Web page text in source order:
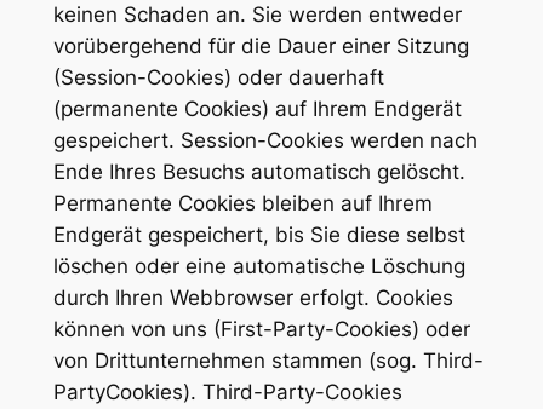
keinen Schaden an. Sie werden entweder
vorübergehend für die Dauer einer Sitzung
(Session-Cookies) oder dauerhaft
(permanente Cookies) auf Ihrem Endgerät
gespeichert. Session-Cookies werden nach
Ende Ihres Besuchs automatisch gelöscht.
Permanente Cookies bleiben auf Ihrem
Endgerät gespeichert, bis Sie diese selbst
löschen oder eine automatische Löschung
durch Ihren Webbrowser erfolgt. Cookies
können von uns (First-Party-Cookies) oder
von Drittunternehmen stammen (sog. Third-
PartyCookies). Third-Party-Cookies